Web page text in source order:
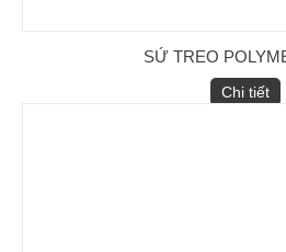
SỨ TREO
Chi tiết